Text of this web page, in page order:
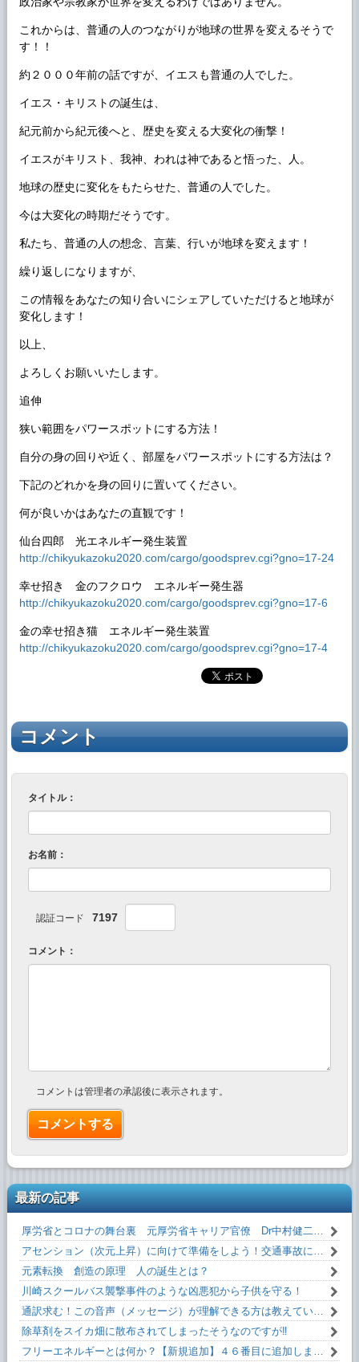
これからは、普通の人のつながりが地球の世界を変えるそうで
す！！
約２０００年前の話ですが、イエスも普通の人でした。
イエス・キリストの誕生は、
紀元前から紀元後へと、歴史を変える大変化の衝撃！
イエスがキリスト、我神、われは神であると悟った、人。
地球の歴史に変化をもたらせた、普通の人でした。
今は大変化の時期だそうです。
私たち、普通の人の想念、言葉、行いが地球を変えます！
繰り返しになりますが、
この情報をあなたの知り合いにシェアしていただけると地球が
変化します！
以上、
よろしくお願いいたします。
追伸
狭い範囲をパワースポットにする方法！
自分の身の回りや近く、部屋をパワースポットにする方法は？
下記のどれかを身の回りに置いてください。
何が良いかはあなたの直観です！
仙台四郎 光エネルギー発生装置
http://chikyukazoku2020.com/cargo/goodsprev.cgi?gno=17-24
幸せ招き 金のフクロウ エネルギー発生器
http://chikyukazoku2020.com/cargo/goodsprev.cgi?gno=17-6
金の幸せ招き猫 エネルギー発生装置
http://chikyukazoku2020.com/cargo/goodsprev.cgi?gno=17-4
コメント
タイトル：
お名前：
認証コード 7197
コメント：
コメントは管理者の承認後に表示されます。
最新の記事
厚労省とコロナの舞台裏 元厚労省キャリア官僚 Dr中村健二 氏 闇を暴露！
アセンション（次元上昇）に向けて準備をしよう！交通事故にあわない方法！！
元素転換 創造の原理 人の誕生とは？
川崎スクールバス襲撃事件のような凶悪犯から子供を守る！
通訳求む！この音声（メッセージ）が理解できる方は教えていただけるとうれしいです！
除草剤をスイカ畑に散布されてしまったそうなのですが‼
フリーエネルギーとは何か？【新規追加】４６番目に追加しました！無料です！